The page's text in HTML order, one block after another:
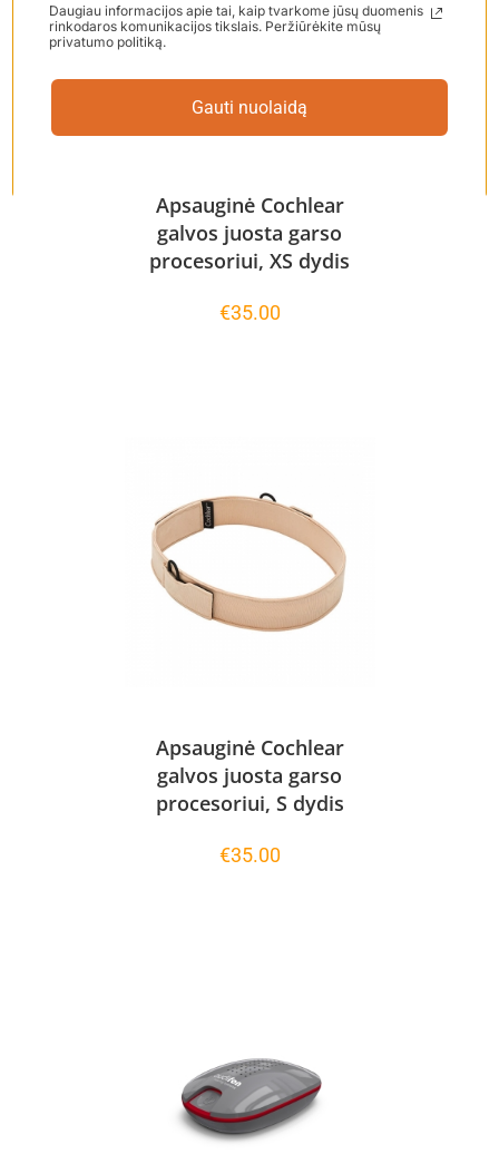
Apsauginė Cochlear
galvos juosta garso
procesoriui, XS dydis
€35.00
Apsauginė Cochlear
galvos juosta garso
procesoriui, S dydis
€35.00
Daugiau informacijos apie tai, kaip tvarkome jūsų duomenis
rinkodaros komunikacijos tikslais. Peržiūrėkite mūsų
privatumo politiką.
Gauti nuolaidą